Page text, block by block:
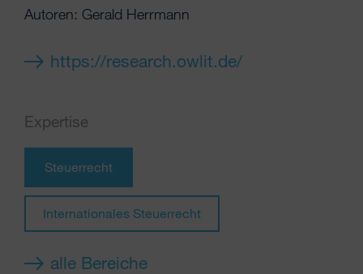
Autoren: Gerald Herrmann
https://research.owlit.de/
Expertise
Steuerrecht
Internationales Steuerrecht
alle Bereiche